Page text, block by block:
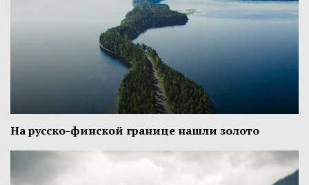
На русско-финской границе нашли золото